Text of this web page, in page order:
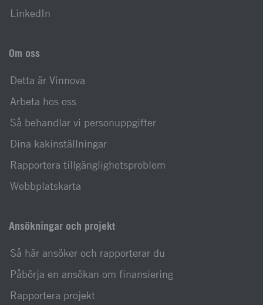
LinkedIn
Om oss
Detta är Vinnova
Arbeta hos oss
Så behandlar vi personuppgifter
Dina kakinställningar
Rapportera tillgänglighetsproblem
Webbplatskarta
Ansökningar och projekt
Så här ansöker och rapporterar du
Påbörja en ansökan om finansiering
Rapportera projekt